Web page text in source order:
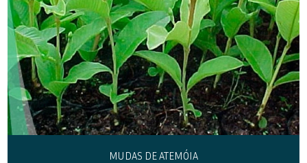
MUDAS DE ATEMÓIA